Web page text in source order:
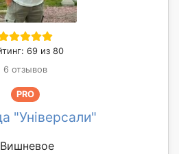
69 из 80
6 отзывов
PRO
"Універсали"
Вишневое